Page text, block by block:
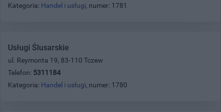
Kategoria: Handel i usługi, numer: 1781
Usługi Ślusarskie
ul. Reymonta 19, 83-110 Tczew
Telefon: 5311184
Kategoria: Handel i usługi, numer: 1780